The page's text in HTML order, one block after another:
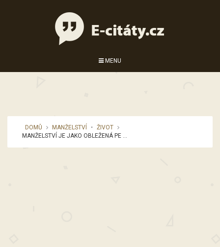
MENU
DOMŮ MANŽELSTVÍ •
ŽIVOT
MANŽELSTVÍ JE JAKO OBLEŽENÁ PE ...